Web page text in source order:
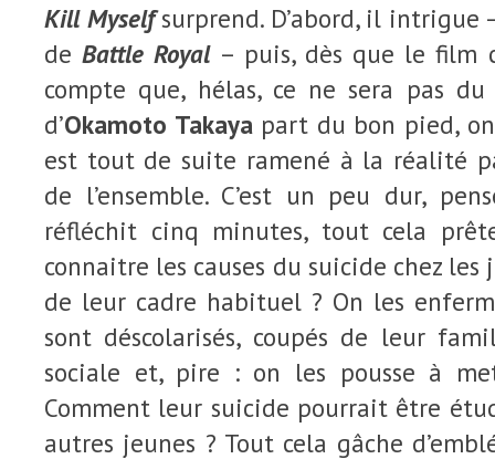
Kill Myselfsurprend. D’abord, il intrigue
deBattle Royal– puis, dès que le film
compte que, hélas, ce ne sera pas
d’Okamoto Takaya part du bon pied,
est tout de suite ramené à la réalité
de l’ensemble. C’est un peu dur,
réfléchit cinq minutes, tout cela
connaitre les causes du suicide chez les
de leur cadre habituel ? On les
sont déscolarisés, coupés de leur
sociale et, pire : on les pousse à
Comment leur suicide pourrait être
autres jeunes ? Tout cela gâche